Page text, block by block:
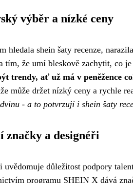
výběr a nízké ceny
hledala shein šaty recenze,
tím, že umí bleskově zachytit, co
trendy, ať už má v peněžence
může držet nízký ceny a rychle
- a to potvrzují i shein šaty
značky a designéři
uvědomuje důležitost podpory
programu SHEIN X dává